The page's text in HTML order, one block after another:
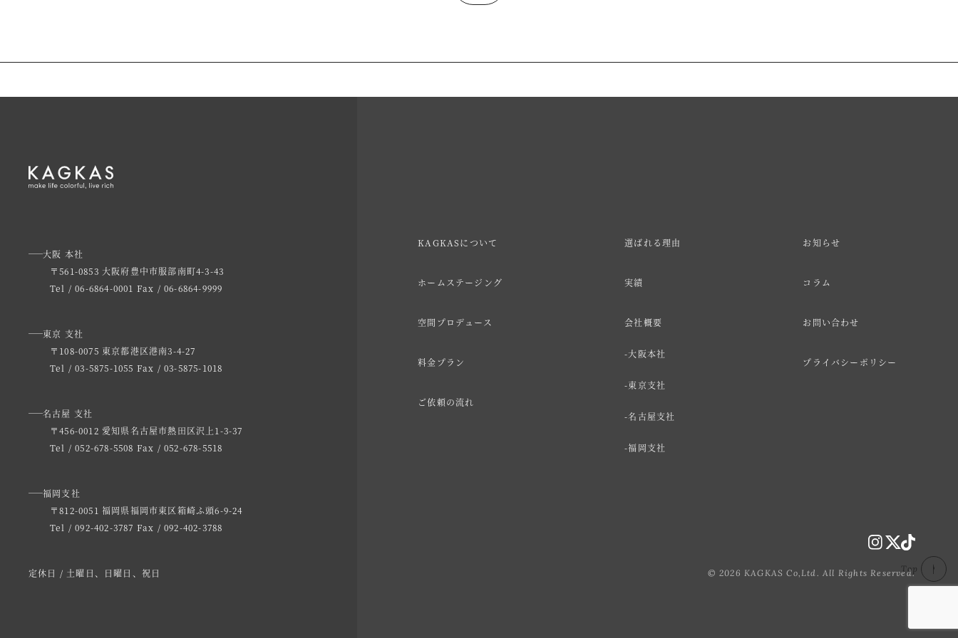
大阪 本社
〒561-0853 大阪府豊中市服部南町4-3-43
Tel / 06-6864-0001 Fax / 06-6864-9999
東京 支社
〒108-0075 東京都港区港南3-4-27
Tel / 03-5875-1055 Fax / 03-5875-1018
名古屋 支社
〒456-0012 愛知県名古屋市熱田区沢上1-3-37
Tel / 052-678-5508 Fax / 052-678-5518
福岡支社
〒812-0051 福岡県福岡市東区箱崎ふ頭6-9-24
Tel / 092-402-3787 Fax / 092-402-3788
定休日 / 土曜日、日曜日、祝日 Top
KAGKASについて
ホームステージング
空間プロデュース
料金プラン
ご依頼の流れ
選ばれる理由
実績
会社概要
大阪本社
東京支社
名古屋支社
福岡支社
お知らせ
コラム
お問い合わせ
プライバシーポリシー
© 2026 KAGKAS Co,Ltd. All Rights Reserved.